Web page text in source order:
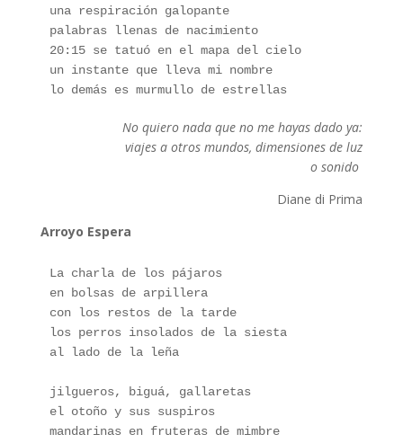
una respiración galopante
palabras llenas de nacimiento
20:15 se tatuó en el mapa del cielo
un instante que lleva mi nombre
lo demás es murmullo de estrellas
No quiero nada que no me hayas dado ya:
viajes a otros mundos, dimensiones de luz
o sonido
Diane di Prima
Arroyo Espera
La charla de los pájaros
en bolsas de arpillera
con los restos de la tarde
los perros insolados de la siesta
al lado de la leña
jilgueros, biguá, gallaretas
el otoño y sus suspiros
mandarinas en fruteras de mimbre